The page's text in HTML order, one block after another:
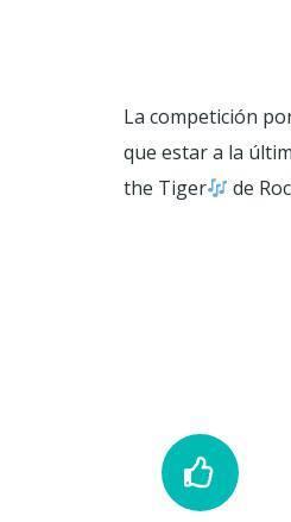
La competición
que estar a la
the Tiger
de